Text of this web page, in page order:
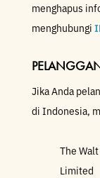
menghapus
menghubungi
Jika Anda
di Indonesia,
The
Limited